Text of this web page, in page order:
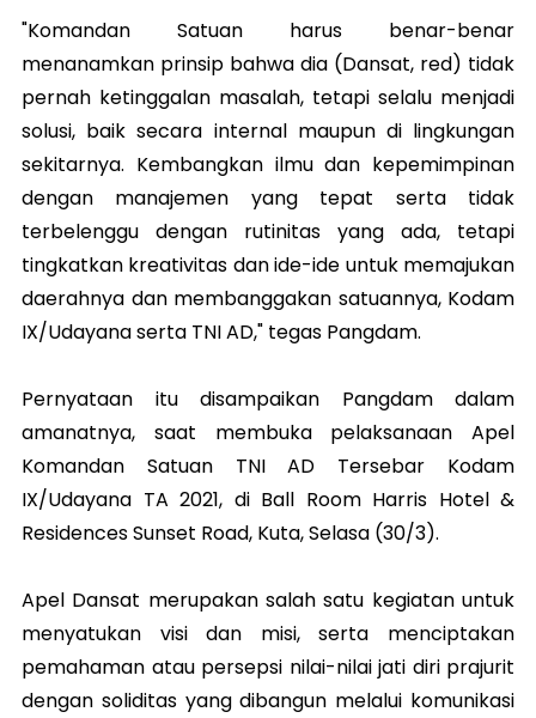
"Komandan Satuan harus benar-benar
menanamkan prinsip bahwa dia (Dansat, red) tidak
pernah ketinggalan masalah, tetapi selalu menjadi
solusi, baik secara internal maupun di lingkungan
sekitarnya. Kembangkan ilmu dan kepemimpinan
dengan manajemen yang tepat serta tidak
terbelenggu dengan rutinitas yang ada, tetapi
tingkatkan kreativitas dan ide-ide untuk memajukan
daerahnya dan membanggakan satuannya, Kodam
IX/Udayana serta TNI AD," tegas Pangdam.
Pernyataan itu disampaikan Pangdam dalam
amanatnya, saat membuka pelaksanaan Apel
Komandan Satuan TNI AD Tersebar Kodam
IX/Udayana TA 2021, di Ball Room Harris Hotel &
Residences Sunset Road, Kuta, Selasa (30/3).
Apel Dansat merupakan salah satu kegiatan untuk
menyatukan visi dan misi, serta menciptakan
pemahaman atau persepsi nilai-nilai jati diri prajurit
dengan soliditas yang dibangun melalui komunikasi